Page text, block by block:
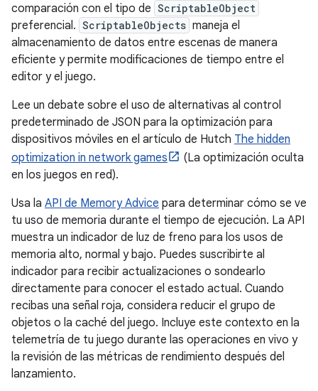
comparación con el tipo de ScriptableObject
preferencial. ScriptableObjects maneja el
almacenamiento de datos entre escenas de manera
eficiente y permite modificaciones de tiempo entre el
editor y el juego.
Lee un debate sobre el uso de alternativas al control
predeterminado de JSON para la optimización para
dispositivos móviles en el artículo de Hutch The hidden
optimization in network games
(La optimización oculta
en los juegos en red).
Usa la API de Memory Advice para determinar cómo se ve
tu uso de memoria durante el tiempo de ejecución. La API
muestra un indicador de luz de freno para los usos de
memoria alto, normal y bajo. Puedes suscribirte al
indicador para recibir actualizaciones o sondearlo
directamente para conocer el estado actual. Cuando
recibas una señal roja, considera reducir el grupo de
objetos o la caché del juego. Incluye este contexto en la
telemetría de tu juego durante las operaciones en vivo y
la revisión de las métricas de rendimiento después del
lanzamiento.